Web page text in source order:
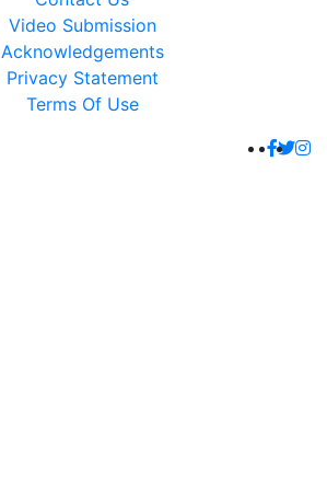
Video Submission
Acknowledgements
Privacy Statement
Terms Of Use